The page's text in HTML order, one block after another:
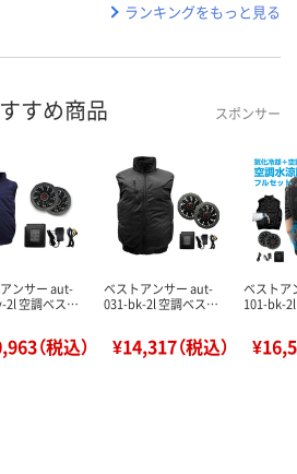
ランキングをもっと見る
すめ商品 スポンサー
ンサー aut-
2l 空調ベス…
（税込）
ベストアンサー aut-
031-bk-2l 空調ベス…
¥14,317（税込）
ベストア
101-bk-